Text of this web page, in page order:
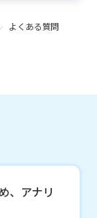
よくある質問
、アナリ